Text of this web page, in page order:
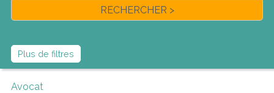
RECHERCHER >
Plus de filtres
Avocat